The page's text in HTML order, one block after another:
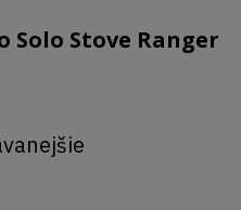
Solo Stove Ranger